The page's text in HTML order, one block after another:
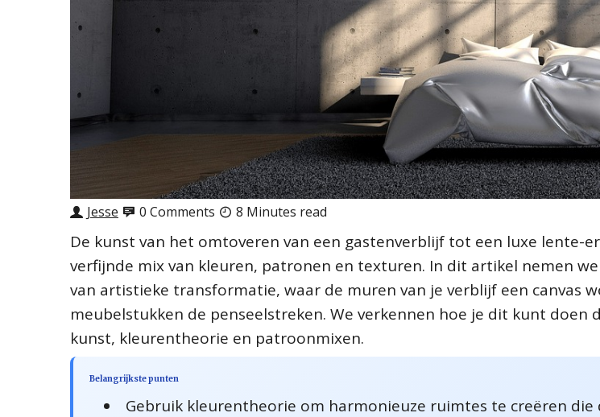
Jesse 0 Comments 8 Minutes read
De kunst van het omtoveren van een gastenverblijf tot een luxe lente-
verfijnde mix van kleuren, patronen en texturen. In dit artikel nemen
van artistieke transformatie, waar de muren van je verblijf een canvas
meubelstukken de penseelstreken. We verkennen hoe je dit kunt doen
kunst, kleurentheorie en patroonmixen.
Belangrijkste punten
Gebruik kleurentheorie om harmonieuze ruimtes te creëren die